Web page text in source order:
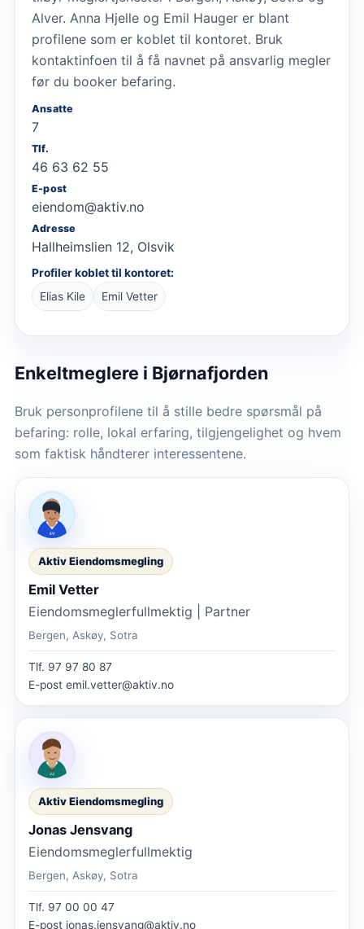
Alver. Anna Hjelle og Emil Hauger er blant
profilene som er koblet til kontoret. Bruk
kontaktinfoen til å få navnet på ansvarlig megler
før du booker befaring.
Ansatte
7
Tlf.
46 63 62 55
E-post
eiendom@aktiv.no
Adresse
Hallheimslien 12, Olsvik
Profiler koblet til kontoret:
Elias Kile
Emil Vetter
Enkeltmeglere i Bjørnafjorden
Bruk personprofilene til å stille bedre spørsmål på
befaring: rolle, lokal erfaring, tilgjengelighet og hvem
som faktisk håndterer interessentene.
Aktiv Eiendomsmegling
Emil Vetter
Eiendomsmeglerfullmektig | Partner
Bergen, Askøy, Sotra
Tlf. 97 97 80 87
E-post emil.vetter@aktiv.no
Aktiv Eiendomsmegling
Jonas Jensvang
Eiendomsmeglerfullmektig
Bergen, Askøy, Sotra
Tlf. 97 00 00 47
E-post jonas.jensvang@aktiv.no